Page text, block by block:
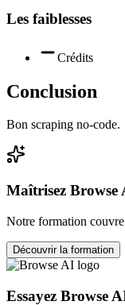
Les faiblesses
Crédits
Conclusion
Bon scraping no-code.
Maîtrisez Browse
Notre formation
Découvrir la formation
Essayez Browse